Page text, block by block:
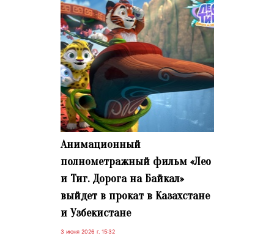
Анимационный
полнометражный фильм «Лео
и Тиг. Дорога на Байкал»
выйдет в прокат в Казахстане
и Узбекистане
3 июня 2026 г. 15:32